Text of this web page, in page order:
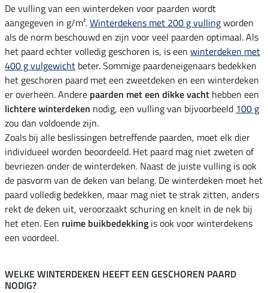
De vulling van een winterdeken voor paarden wordt
aangegeven in g/m².Winterdekens met 200 g vullingworden
als de norm beschouwd en zijn voor veel paarden optimaal. Als
het paard echter volledig geschoren is, is een winterdeken met
400 g vulgewicht beter. Sommige paardeneigenaars bedekken
het geschoren paard met een zweetdeken en een winterdeken
er overheen. Andere paarden met een dikke vacht hebben een
lichtere winterdeken nodig, een vulling van bijvoorbeeld 100 g
zou dan voldoende zijn.
Zoals bij alle beslissingen betreffende paarden, moet elk dier
individueel worden beoordeeld. Het paard mag niet zweten of
bevriezen onder de winterdeken. Naast de juiste vulling is ook
de pasvorm van de deken van belang. De winterdeken moet het
paard volledig bedekken, maar mag niet te strak zitten, anders
rekt de deken uit, veroorzaakt schuring en knelt in de nek bij
het eten. Een ruime buikbedekking is ook voor winterdekens
een voordeel.
WELKE WINTERDEKEN HEEFT EEN GESCHOREN PAARD
NODIG?